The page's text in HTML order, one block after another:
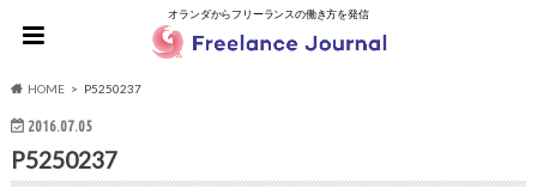
オランダからフリーランスの働き方を発信
HOME P5250237
2016.07.05
P5250237